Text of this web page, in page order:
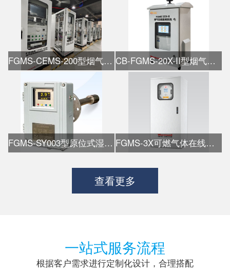
FGMS-CEMS-200型烟气在线监测系统 CB-FGMS-20X-II型烟气在线监测系统
FGMS-SY003型原位式湿氧检测仪 FGMS-3X可燃气体在线热值仪
查看更多
一站式服务流程
根据客户需求进行定制化设计，合理搭配